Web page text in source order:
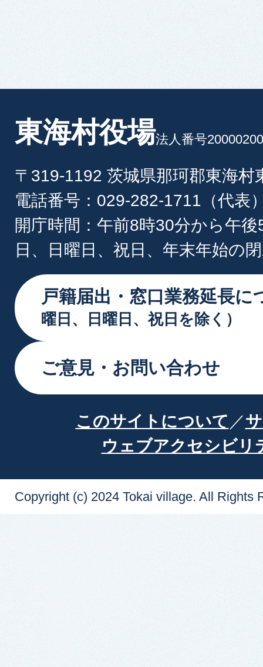
東海村役場法人番号
〒319-1192 茨城県那珂郡東海村
電話番号：029-282-1711（代表
開庁時間：午前8時30分から午
日、日曜日、祝日、年末年始の
戸籍届出・窓口業務延長に
曜日、日曜日、祝日を除く）
ご意見・お問い合わせ
このサイトについて
ウェブアクセシビリ
Copyright (c) 2024 Tokai village. All Rights